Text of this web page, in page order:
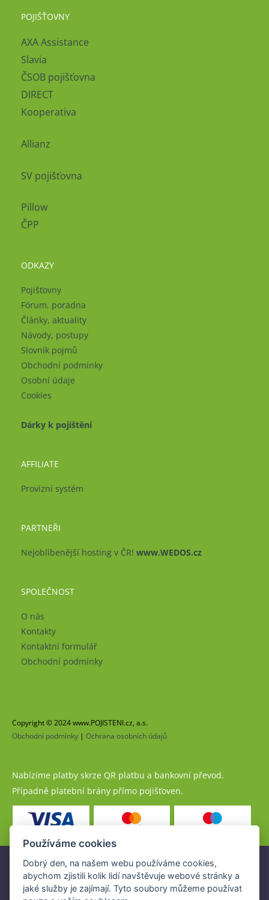
POJIŠŤOVNY
AXA Assistance
Slavia
ČSOB pojišťovna
DIRECT
Kooperativa
Allianz
SV pojišťovna
Pillow
ČPP
ODKAZY
Pojišťovny
Fórum, poradna
Články, aktuality
Návody, postupy
Slovník pojmů
Obchodní podmínky
Osobní údaje
Cookies
Dárky k pojištění
AFFILIATE
Provizní systém
PARTNEŘI
Nejoblíbenější hosting v ČR! www.WEDOS.cz
SPOLEČNOST
O nás
Kontakty
Kontaktní formulář
Obchodní podmínky
Copyright © 2024 www.POJISTENI.cz, a.s.
Obchodní podmínky | Ochrana osobních údajů
Nabízíme platby skrze QR platbu a bankovní převod.
Případně platební brány přímo pojišťoven.
Pojistné produkty jsou nabízeny společností
www.POJISTENI.cz, a.s. na základě platné licence České
Používáme cookies
Dobrý den, na našem webu používáme cookies,
abychom zjistili kolik lidí navštěvuje webové stránky a
jaké služby je zajímají. Tyto soubory můžeme používat